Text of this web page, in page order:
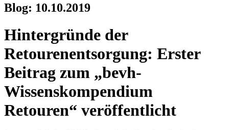
Blog: 10.10.2019
Hintergründe der
Retourenentsorgung: Erster
Beitrag zum „bevh-
Wissenskompendium
Retouren“ veröffentlicht